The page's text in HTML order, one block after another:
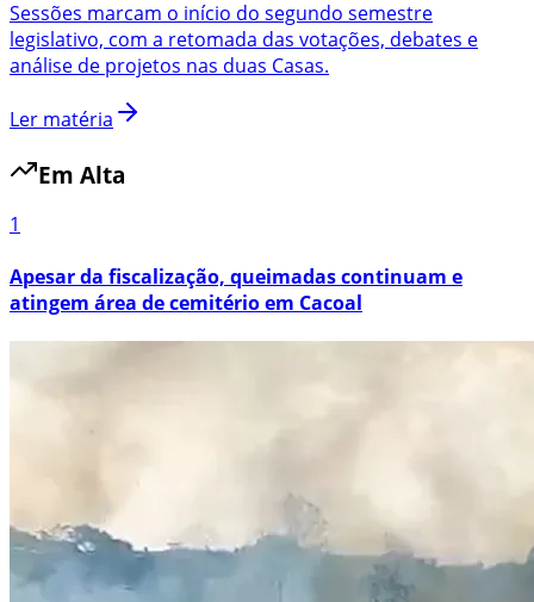
Sessões marcam o início do segundo semestre
legislativo, com a retomada das votações, debates e
análise de projetos nas duas Casas.
Ler matéria
Em Alta
1
Apesar da fiscalização, queimadas continuam e
atingem área de cemitério em Cacoal